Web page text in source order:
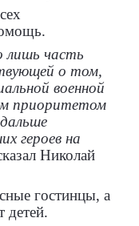
лишь часть
о том,
военной
приоритетом
героев на
Николай
гостинцы, а
детей.